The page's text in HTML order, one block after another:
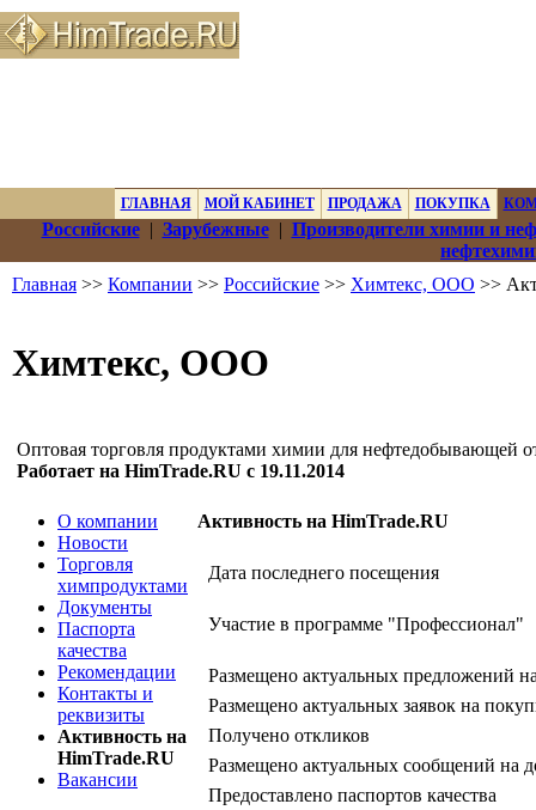
ГЛАВНАЯ МОЙ КАБИНЕТ ПРОДАЖА ПОКУПКА
Российские| Зарубежные| Производители химии и
Главная >> Компании >> Российские >> Химтекс, ООО >>
Химтекс, ООО
Оптовая торговля продуктами химии для нефтедобывающей
Работает на HimTrade.RU с 19.11.2014
О компании
Новости
Торговля
химпродуктами
Документы
Паспорта
качества
Рекомендации
Контакты и
реквизиты
Активность на
HimTrade.RU
Вакансии
Активность на HimTrade.RU
Дата последнего посещения
Участие в программе "Профессионал"
Размещено актуальных предложений
Размещено актуальных заявок на
Получено откликов
Размещено актуальных сообщений на
Предоставлено паспортов качества